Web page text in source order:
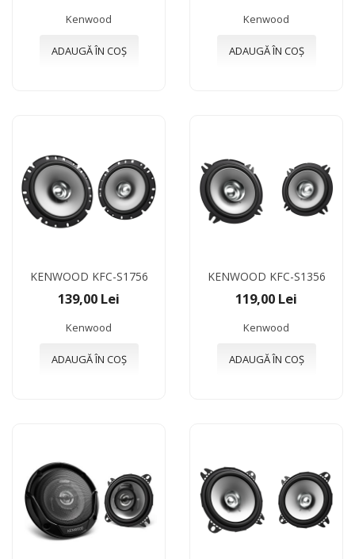
Kenwood
ADAUGĂ ÎN COȘ
Kenwood
ADAUGĂ ÎN COȘ
KENWOOD KFC-S1756
139,00 Lei
Kenwood
ADAUGĂ ÎN COȘ
KENWOOD KFC-S1356
119,00 Lei
Kenwood
ADAUGĂ ÎN COȘ